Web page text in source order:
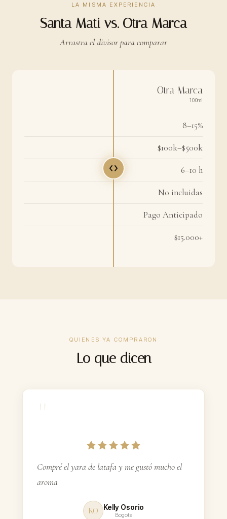
LA MISMA EXPERIENCIA
Santa Mati vs. Otra Marca
Arrastra el divisor para comparar
Otra Marca
100ml
8–15%
$100k–$500k
6–10 h
No incluidas
Pago Anticipado
$15.000+
PAGO
$44.900–$69.900
Incluidas
ContraEntrega
QUIENES YA COMPRARON
Lo que dicen
"
Compré el yara de latafa y me gustó mucho el
aroma
KO Kelly Osorio
Bogota